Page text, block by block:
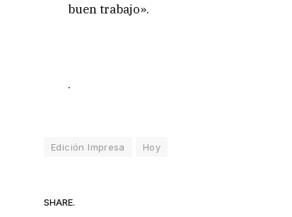
buen trabajo».
.
Edición Impresa Hoy
SHARE.